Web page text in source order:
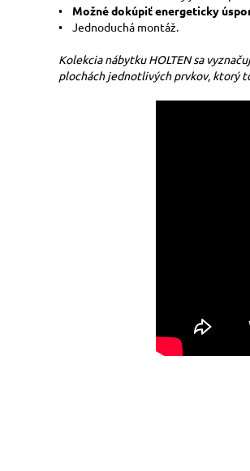
• Možné dokúpiť energeticky
• Jednoduchá montáž.
Kolekcia nábytku HOLTEN sa
plochách jednotlivých prvkov, ktorý